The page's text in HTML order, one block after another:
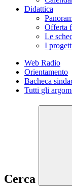
Didattica
Offerta
Le
I
Web Radio
Orientamento
Bacheca
Tutti gli
Cerca